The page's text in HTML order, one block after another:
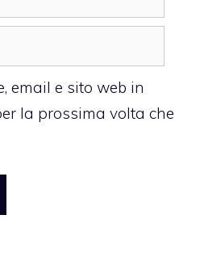
email e sito web in
la prossima volta che